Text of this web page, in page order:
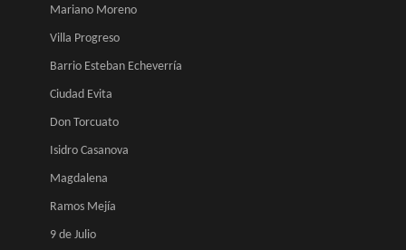
Mariano Moreno
Villa Progreso
Barrio Esteban Echeverría
Ciudad Evita
Don Torcuato
Isidro Casanova
Magdalena
Ramos Mejía
9 de Julio